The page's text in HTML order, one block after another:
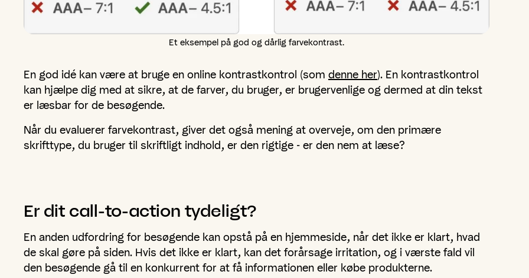
Et eksempel på god og dårlig farvekontrast.
En god idé kan være at bruge en online kontrastkontrol (som denne her). En kontrastkontrol
kan hjælpe dig med at sikre, at de farver, du bruger, er brugervenlige og dermed at din tekst
er læsbar for de besøgende.
Når du evaluerer farvekontrast, giver det også mening at overveje, om den primære
skrifttype, du bruger til skriftligt indhold, er den rigtige - er den nem at læse?
Er dit call-to-action tydeligt?
En anden udfordring for besøgende kan opstå på en hjemmeside, når det ikke er klart, hvad
de skal gøre på siden. Hvis det ikke er klart, kan det forårsage irritation, og i værste fald vil
den besøgende gå til en konkurrent for at få informationen eller købe produkterne.